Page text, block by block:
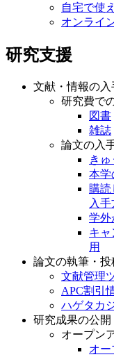
自宅で使
オンライ
研究支援
文献・情報の入
研究費で
図書
雑誌
論文の入
きゅ
本学
購読
入
学外
キャ
用
論文の執筆・投
文献管理
APC割引
ハゲタカ
研究成果の公開
オープン
オー